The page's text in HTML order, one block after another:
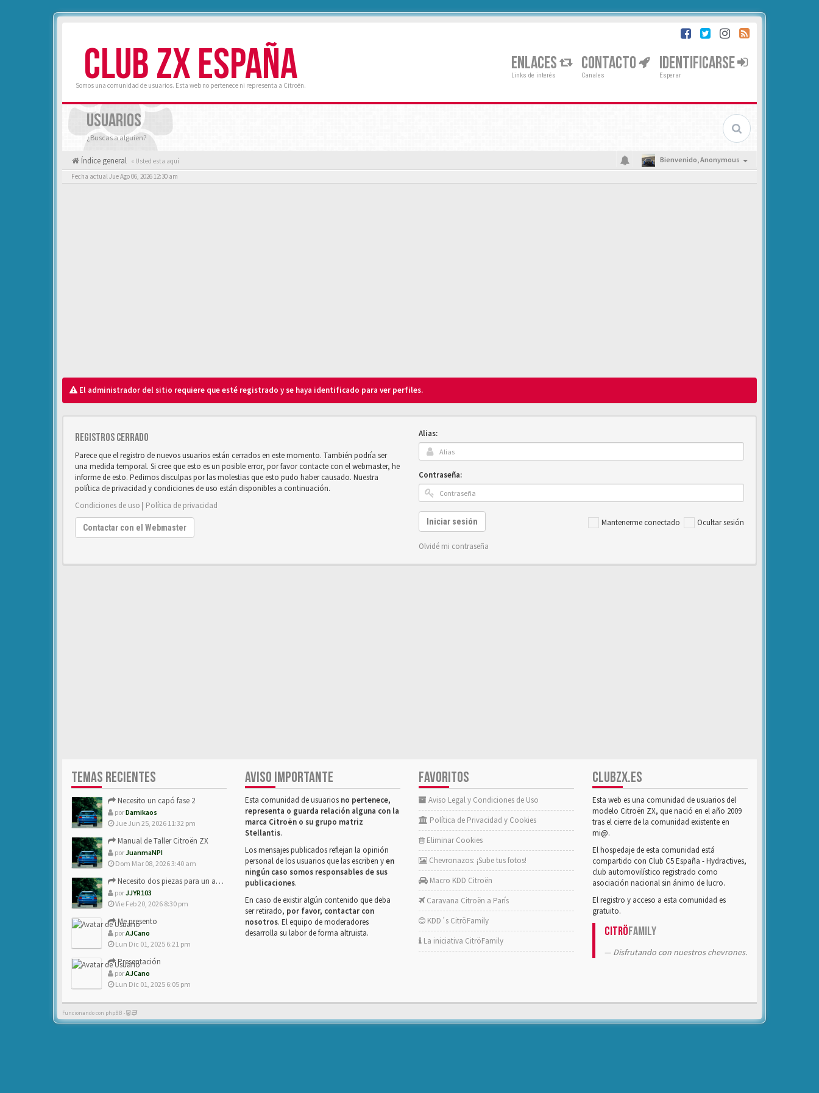
CLUB ZX ESPAÑA
Somos una comunidad de usuarios. Esta web no pertenece ni representa a Citroën.
ENLACES
Links de interés
CONTACTO
Canales
IDENTIFICARSE
Esperar
USUARIOS
¿Buscas a alguien?
Índice general « Usted esta aquí Bienvenido,Anonymous
Fecha actual Jue Ago 06, 2026 12:30 am
El administrador del sitio requiere que esté registrado y se haya identificado para ver perfiles.
Registros cerrado
Parece que el registro de nuevos usuarios están cerrados en este momento. También podría ser
una medida temporal. Si cree que esto es un posible error, por favor contacte con el webmaster, he
informe de esto. Pedimos disculpas por las molestias que esto pudo haber causado. Nuestra
política de privacidad y condiciones de uso están disponibles a continuación.
Condiciones de uso | Política de privacidad
Contactar con el Webmaster
Alias:
Contraseña:
Mantenerme conectado Ocultar sesión
Iniciar sesión
Olvidé mi contraseña
TEMAS RECIENTES
Necesito un capó fase 2
porDamikaos
Jue Jun 25, 2026 11:32 pm
Manual de Taller Citroën ZX
porJuanmaNPI
Dom Mar 08, 2026 3:40 am
Necesito dos piezas para un amigo con ZX.
porJJYR103
Vie Feb 20, 2026 8:30 pm
Me presento
porAJCano
Lun Dic 01, 2025 6:21 pm
Presentación
porAJCano
Lun Dic 01, 2025 6:05 pm
AVISO IMPORTANTE
Esta comunidad de usuarios no pertenece,
representa o guarda relación alguna con la
marca Citroën o su grupo matriz
Stellantis.
Los mensajes publicados reflejan la opinión
personal de los usuarios que las escriben yen
ningún caso somos responsables de sus
publicaciones.
En caso de existir algún contenido que deba
ser retirado, por favor, contactar con
nosotros. El equipo de moderadores
desarrolla su labor de forma altruista.
FAVORITOS
Aviso Legal y Condiciones de Uso
Política de Privacidad y Cookies
Eliminar Cookies
Chevronazos: ¡Sube tus fotos!
Macro KDD Citroën
Caravana Citroën a París
KDD´s CitröFamily
La iniciativa CitröFamily
CLUBZX.ES
Esta web es una comunidad de usuarios del
modelo Citroën ZX, que nació en el año 2009
tras el cierre de la comunidad existente en
mi@.
El hospedaje de esta comunidad está
compartido con Club C5 España - Hydractives,
club automovilístico registrado como
asociación nacional sin ánimo de lucro.
El registro y acceso a esta comunidad es
gratuito.
CitröFamily
Disfrutando con nuestros chevrones.
Funcionando con phpBB -